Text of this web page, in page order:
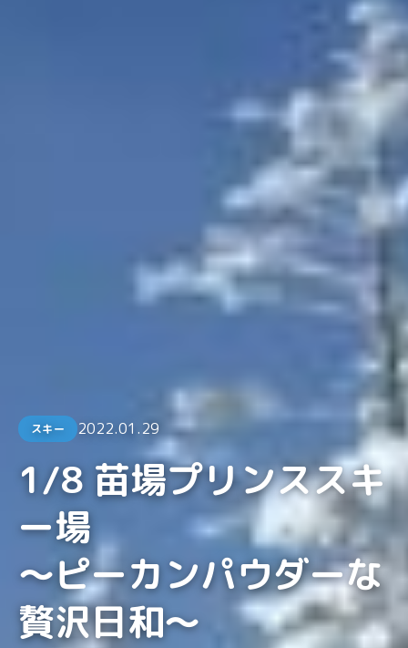
スキー 2022.01.29
1/8 苗場プリンススキ
ー場
〜ピーカンパウダーな
贅沢日和〜